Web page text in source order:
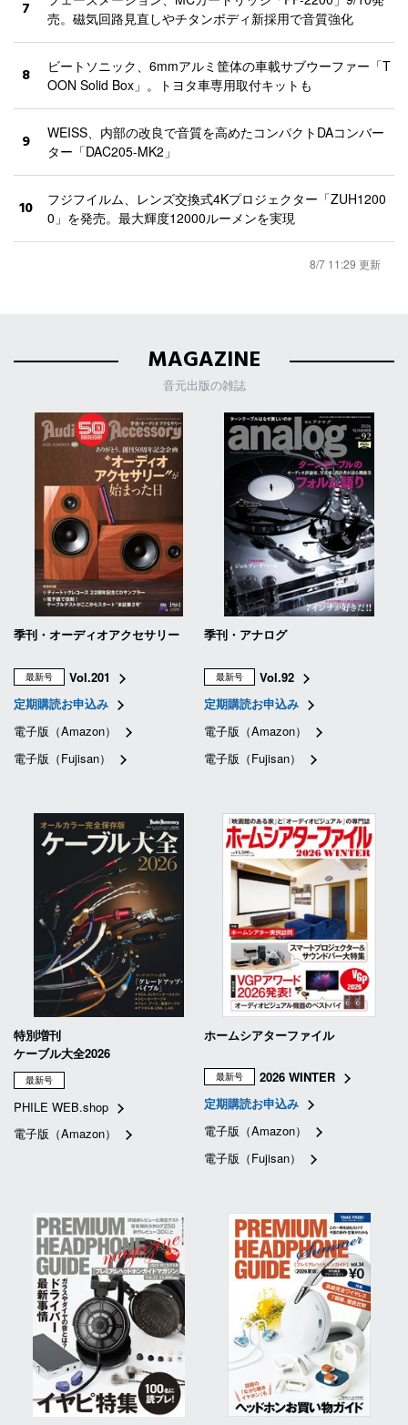
7
売。磁気回路見直しやチタンボディ新採用で音質強化
8
ビートソニック、6mmアルミ筐体の車載サブウーファー「T
OON Solid Box」。トヨタ車専用取付キットも
9
WEISS、内部の改良で音質を高めたコンパクトDAコンバー
ター「DAC205-MK2」
10
フジフイルム、レンズ交換式4Kプロジェクター「ZUH1200
0」を発売。最大輝度12000ルーメンを実現
8/7 11:29 更新
MAGAZINE
音元出版の雑誌
季刊・オーディオアクセサリー
最新号
Vol.201
定期購読お申込み
電子版（Amazon）
電子版（Fujisan）
季刊・アナログ
最新号
Vol.92
定期購読お申込み
電子版（Amazon）
電子版（Fujisan）
特別増刊
ケーブル大全2026
最新号
PHILE WEB.shop
電子版（Amazon）
ホームシアターファイル
最新号
2026 WINTER
定期購読お申込み
電子版（Amazon）
電子版（Fujisan）